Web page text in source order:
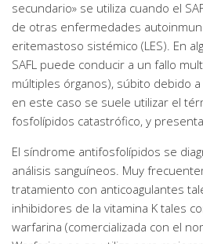
secundario» se utiliza cuando el
de otras enfermedades
eritemastoso sistémico (LES). En
SAFL puede conducir a un fallo
múltiples órganos), súbito debido
en este caso se suele utilizar el
fosfolípidos catastrófico, y
El síndrome antifosfolípidos se
análisis sanguíneos. Muy
tratamiento con anticoagulantes
inhibidores de la vitamina K tales
warfarina (comercializada con el